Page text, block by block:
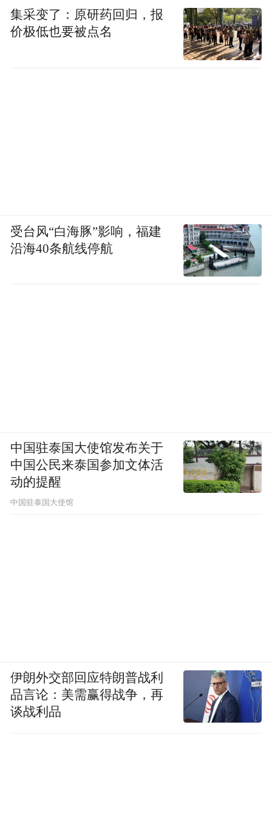
集采变了：原研药回归，报
价极低也要被点名
受台风“白海豚”影响，福建
沿海40条航线停航
中国驻泰国大使馆发布关于
中国公民来泰国参加文体活
动的提醒
中国驻泰国大使馆
伊朗外交部回应特朗普战利
品言论：美需赢得战争，再
谈战利品